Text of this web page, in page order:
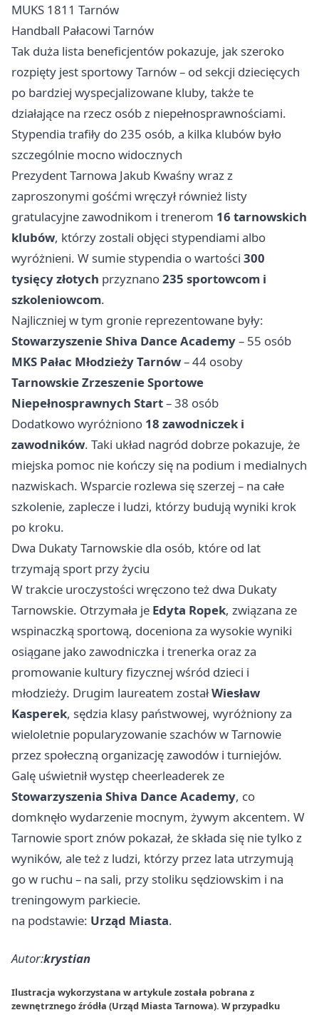
MUKS 1811 Tarnów
Handball Pałacowi Tarnów
Tak duża lista beneficjentów pokazuje, jak szeroko
rozpięty jest sportowy Tarnów – od sekcji dziecięcych
po bardziej wyspecjalizowane kluby, także te
działające na rzecz osób z niepełnosprawnościami.
Stypendia trafiły do 235 osób, a kilka klubów było
szczególnie mocno widocznych
Prezydent Tarnowa Jakub Kwaśny wraz z
zaproszonymi gośćmi wręczył również listy
gratulacyjne zawodnikom i trenerom 16 tarnowskich
klubów, którzy zostali objęci stypendiami albo
wyróżnieni. W sumie stypendia o wartości 300
tysięcy złotych przyznano235 sportowcom i
szkoleniowcom.
Najliczniej w tym gronie reprezentowane były:
Stowarzyszenie Shiva Dance Academy– 55 osób
MKS Pałac Młodzieży Tarnów– 44 osoby
Tarnowskie Zrzeszenie Sportowe
Niepełnosprawnych Start– 38 osób
Dodatkowo wyróżniono 18 zawodniczek i
zawodników. Taki układ nagród dobrze pokazuje, że
miejska pomoc nie kończy się na podium i medialnych
nazwiskach. Wsparcie rozlewa się szerzej – na całe
szkolenie, zaplecze i ludzi, którzy budują wyniki krok
po kroku.
Dwa Dukaty Tarnowskie dla osób, które od lat
trzymają sport przy życiu
W trakcie uroczystości wręczono też dwa Dukaty
Tarnowskie. Otrzymała je Edyta Ropek, związana ze
wspinaczką sportową, doceniona za wysokie wyniki
osiągane jako zawodniczka i trenerka oraz za
promowanie kultury fizycznej wśród dzieci i
młodzieży. Drugim laureatem zostałWiesław
Kasperek, sędzia klasy państwowej, wyróżniony za
wieloletnie popularyzowanie szachów w Tarnowie
przez społeczną organizację zawodów i turniejów.
Galę uświetnił występ cheerleaderek ze
Stowarzyszenia Shiva Dance Academy, co
domknęło wydarzenie mocnym, żywym akcentem. W
Tarnowie sport znów pokazał, że składa się nie tylko z
wyników, ale też z ludzi, którzy przez lata utrzymują
go w ruchu – na sali, przy stoliku sędziowskim i na
treningowym parkiecie.
na podstawie: Urząd Miasta.
Autor:krystian
Ilustracja wykorzystana w artykule została pobrana z
zewnętrznego źródła (Urząd Miasta Tarnowa). W przypadku